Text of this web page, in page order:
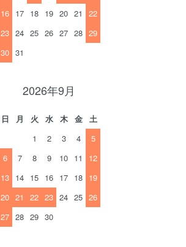
16 17 18 19 20 21
22
23 24 25 26 27 28 29
30 31
2026年9月
日 月 火 水 木 金
土
1
2 3 4
5
6
7 8 9 10 11
12
13 14 15 16 17 18 19
20 21 22 23 24 25 26
27 28 29 30